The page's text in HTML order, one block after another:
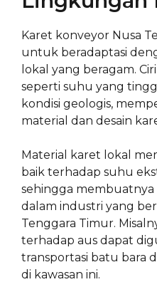
Karet konveyor Nusa
untuk beradaptasi
lokal yang beragam.
seperti suhu yang
kondisi geologis,
material dan desain
Material karet lokal
baik terhadap suhu
sehingga
dalam industri yang
Tenggara Timur.
terhadap aus dapat
transportasi batu bara
di kawasan ini.